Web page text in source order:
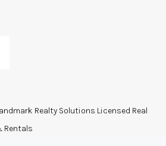
Realty Solutions Licensed Real
Rentals